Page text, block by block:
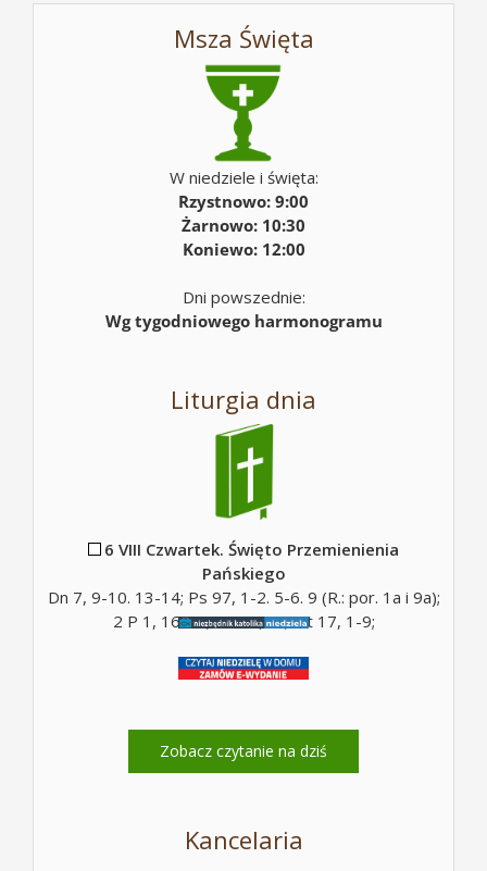
Msza Święta
W niedziele i święta:
Rzystnowo: 9:00
Żarnowo: 10:30
Koniewo: 12:00
Dni powszednie:
Wg tygodniowego harmonogramu
Liturgia dnia
6 VIII Czwartek. Święto Przemienienia
Pańskiego
Dn 7, 9-10. 13-14; Ps 97, 1-2. 5-6. 9 (R.: por. 1a i 9a);
2 P 1, 16-19; Mt 17, 5c; Mt 17, 1-9;
Zobacz czytanie na dziś
Kancelaria